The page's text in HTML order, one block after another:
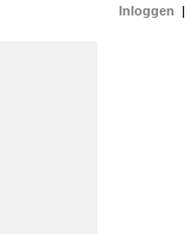
Inloggen |